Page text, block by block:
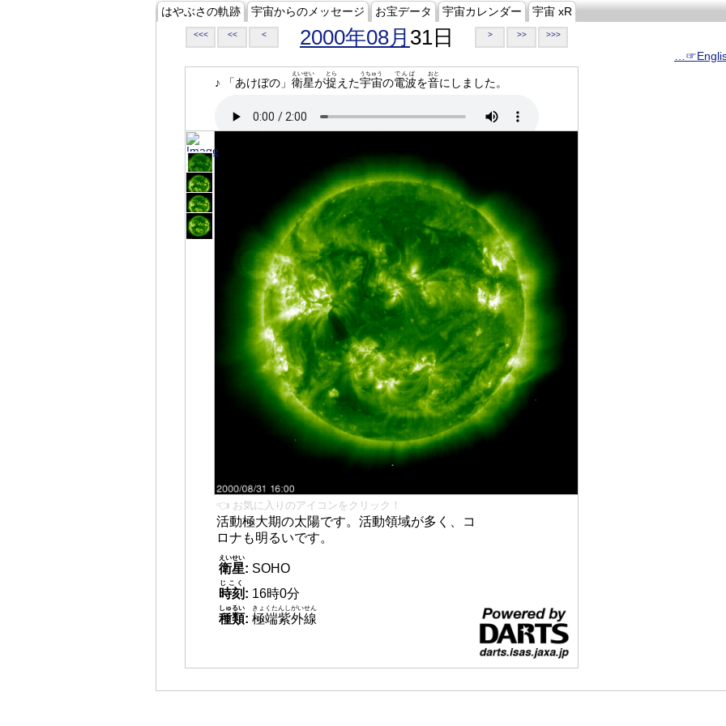
はやぶさの軌跡 宇宙からのメッセージ お宝データ 宇宙カレンダー 宇宙 xR
<<< << < 2000年08月 31日 > >> >>>
♪ 「あけぼの」 衛星
えいせい
が捉
とら
えた宇宙
うちゅう
の電波
でんぱ
を音
おと
にしました。
👈 お気に入りのアイコンをクリック！
活動極大期の太陽です。活動領域が多く、コ
ロナも明るいです。
衛星
えいせい
: SOHO
時刻
じこく
: 16時0分
種類
しゅるい
: 極端紫外線
きょくたんしがいせん